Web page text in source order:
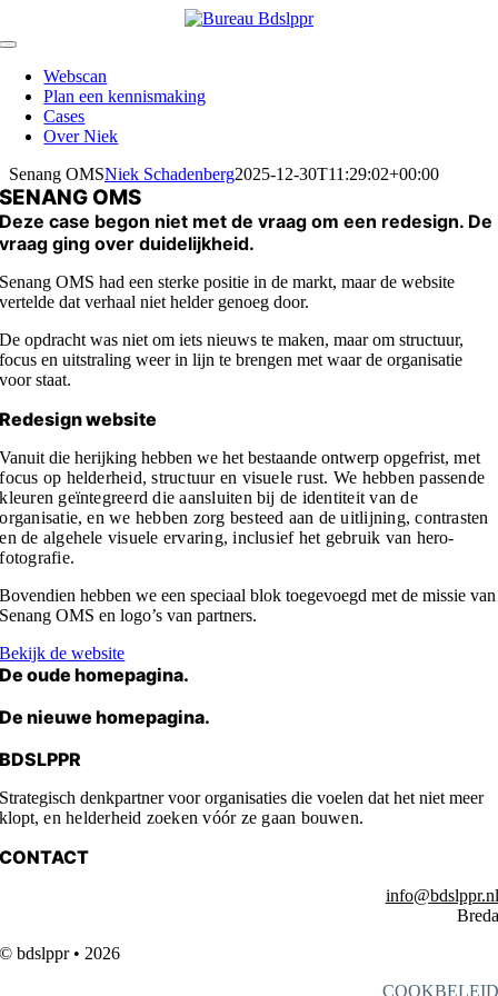
to
Toggle
NavigationWebscan
Plan een kennismaking
Cases
Over Niek
Senang OMSNiek Schadenberg2025-12-30T11:29:02+00:00
SENANG OMS
Deze case begon niet met de vraag om een redesign. De
vraag ging over duidelijkheid.
Senang OMS had een sterke positie in de markt, maar de website
vertelde dat verhaal niet helder genoeg door.
De opdracht was niet om iets nieuws te maken, maar om structuur,
focus en uitstraling weer in lijn te brengen met waar de organisatie
voor staat.
Redesign website
Vanuit die herijking hebben we het bestaande ontwerp opgefrist,met
focus op helderheid, structuur en visuele rust. We hebben passende
kleuren geïntegreerd die aansluiten bij de identiteit van de
organisatie, en we hebben zorg besteed aan de uitlijning, contrasten
en de algehele visuele ervaring, inclusief het gebruik van hero-
fotografie.
Bovendien hebben we een speciaal blok toegevoegd met de missie van
Senang OMS en logo’s van partners.
Bekijk de website
De oude homepagina.
De nieuwe homepagina.
BDSLPPR
Strategisch denkpartner voor organisaties die voelen dat het niet meer
klopt,en helderheid zoeken vóór ze gaan bouwen.
CONTACT
info@bdslppr.nl
Breda
© bdslppr • 2026
COOKBELEID